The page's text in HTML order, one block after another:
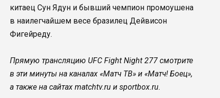
китаец Сун Ядун и бывший чемпион промоушена
в наилегчайшем весе бразилец Дейвисон
Фигейреду.
Прямую трансляцию UFC Fight Night 277 смотрите
в эти минуты на каналах «Матч ТВ» и «Матч! Боец»,
а также на сайтах matchtv.ru и sportbox.ru.